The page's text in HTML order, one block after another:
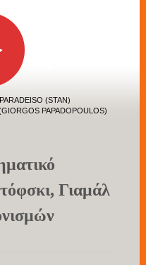
(STAN)
PAPADOPOULOS)
Γιαμάλ